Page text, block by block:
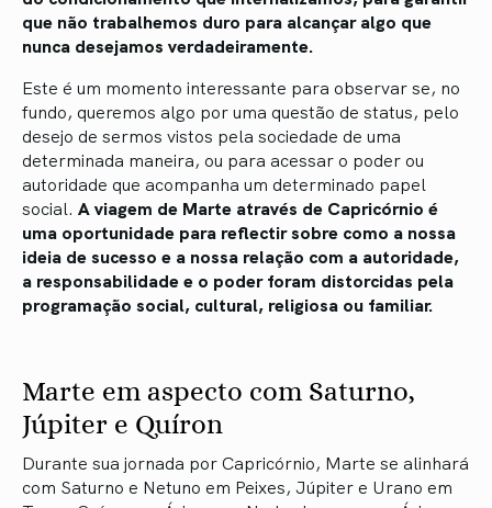
que não trabalhemos duro para alcançar algo que
nunca desejamos verdadeiramente.
Este é um momento interessante para observar se, no
fundo, queremos algo por uma questão de status, pelo
desejo de sermos vistos pela sociedade de uma
determinada maneira, ou para acessar o poder ou
autoridade que acompanha um determinado papel
social. A viagem de Marte através de Capricórnio é
uma oportunidade para reflectir sobre como a nossa
ideia de sucesso e a nossa relação com a autoridade,
a responsabilidade e o poder foram distorcidas pela
programação social, cultural, religiosa ou familiar.
Marte em aspecto com Saturno,
Júpiter e Quíron
Durante sua jornada por Capricórnio, Marte se alinhará
com Saturno e Netuno em Peixes, Júpiter e Urano em